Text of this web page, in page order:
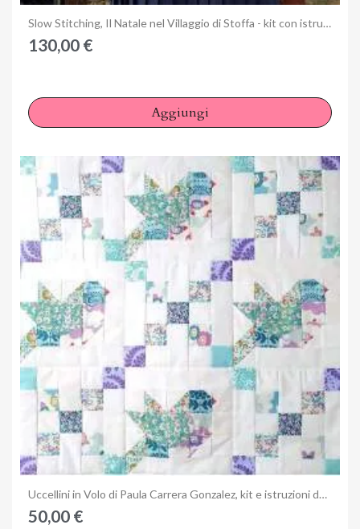
Anteprima Slow Stitching, Il Natale nel Villaggio di Stoffa - kit con istruzioni
130,00 €
Aggiungi
Anteprima Uccellini in Volo di Paula Carrera Gonzalez, kit e istruzioni del 3 Quilting Days di Milano
50,00 €